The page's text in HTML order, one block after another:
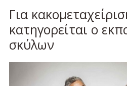
Για
κατηγορείται ο
σκύλων